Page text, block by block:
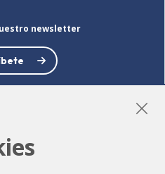
newsletter
Instagram